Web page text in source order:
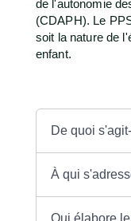
de l'autonomie
(CDAPH). Le
soit la nature de
enfant.
De quoi
À qui
Qui élabore